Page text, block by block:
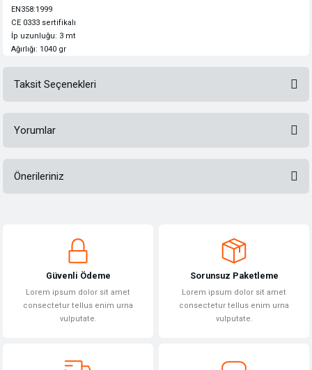
EN358:1999
CE 0333 sertifikalı
İp uzunluğu: 3 mt
Ağırlığı: 1040 gr
Taksit Seçenekleri
Yorumlar
Önerileriniz
Görüş ve önerileriniz için teşekkür ederiz.
Ürün açıklamasında eksik bilgiler bulunuyor.
Ürün bilgilerinde hatalar bulunuyor.
Bu ürüne benzer farklı alternatifler olmalı.
Güvenli Ödeme
Lorem ipsum dolor sit amet
consectetur tellus enim urna
vulputate.
Sorunsuz Paketleme
Lorem ipsum dolor sit amet
consectetur tellus enim urna
vulputate.